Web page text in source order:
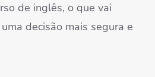
de inglês, o que vai
decisão mais segura e